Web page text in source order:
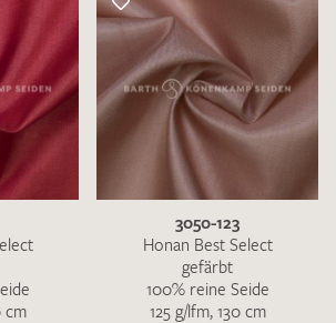
cm
3050-123
Honan Best Select
gefärbt
100% reine Seide
125 g/lfm, 130 cm